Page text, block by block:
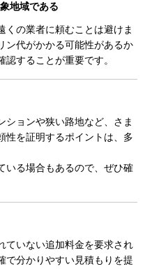
地域である
くの業者に頼むことは避けま
ン代がかかる可能性があるか
することが重要です。
ションや狭い路地など、さま
性を証明するポイントは、多
いる場合もあるので、ぜひ確
ていない追加料金を要求され
で分かりやすい見積もりを提